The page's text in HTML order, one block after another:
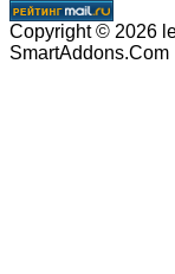
Copyright © 2026
SmartAddons.Com